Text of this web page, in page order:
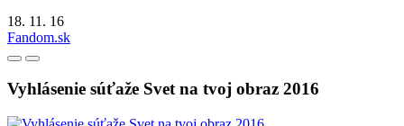
18. 11. 16
Fandom.sk
Vyhlásenie súťaže Svet na tvoj obraz 2016